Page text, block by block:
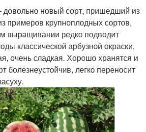
новый сорт, пришедший из
примеров крупноплодных сортов,
выращивании редко подводит
классической арбузной окраски,
очень сладкая. Хорошо хранятся и
болезнеустойчив, легко переносит